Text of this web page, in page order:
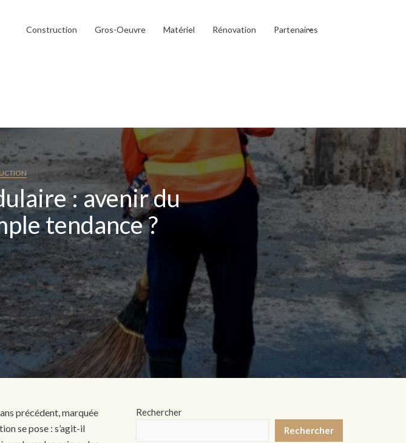
Construction Gros-Oeuvre Matériel Rénovation Partenaires
: avenir du
tendance ?
précédent, marquée
se pose : s’agit-il
Rechercher
Rechercher